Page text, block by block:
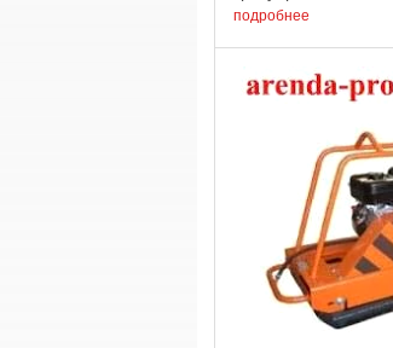
и т.д. Глубина
подробнее